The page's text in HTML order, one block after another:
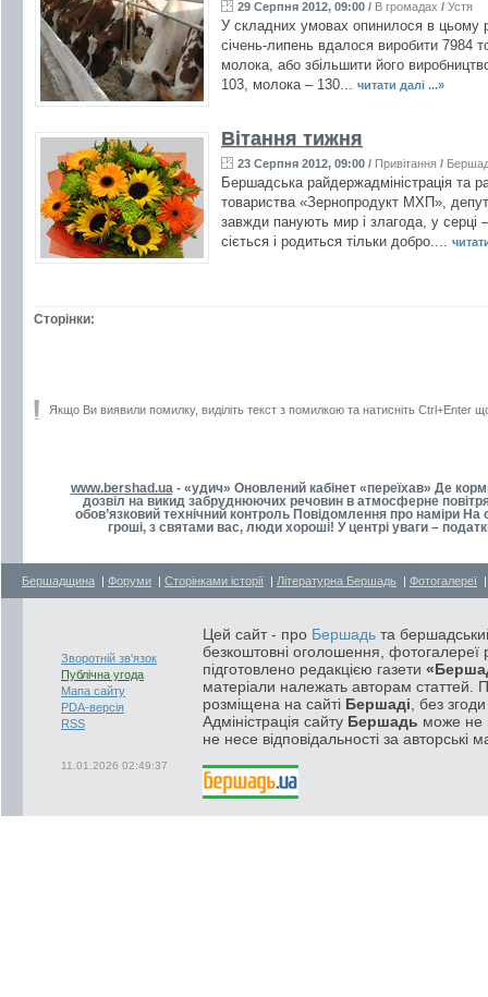
29 Серпня 2012, 09:00 / В громадах / Устя
У складних умовах опинилося в цьому
січень-липень вдалося виробити 7984
молока, або збільшити його
103, молока – 130... читати далі ...»
Вітання тижня
23 Серпня 2012, 09:00 / Привітання /
Бершадська райдержадміністрація та
товариства «Зернопродукт МХП»,
завжди панують мир і злагода, у
сіється і родиться тільки добро....
Сторінки:
Якщо Ви виявили помилку, виділіть текст з помилкою та натисніть Ctrl+Enter
www.bershad.ua - «удич» Оновлений кабінет «переїхав» Де
дозвіл на викид забруднюючих речовин в атмосферне
обов’язковий технічний контроль Повідомлення про наміри На
гроші, з святами вас, люди хороші! У центрі уваги –
Бершадщина | Форуми | Сторінками історії | Літературна Бершадь | Фотогалереї
Зворотній зв'язок
Публічна угода
Мапа сайту
PDA-версія
RSS
11.01.2026 02:49:37
Цей сайт - про Бершадь та
безкоштовні оголошення, фотогалереї
підготовлено редакцією газети
матеріали належать авторам статтей.
розміщена на сайті Бершаді , без
Адміністрація сайту Бершадь може не
не несе відповідальності за авторські